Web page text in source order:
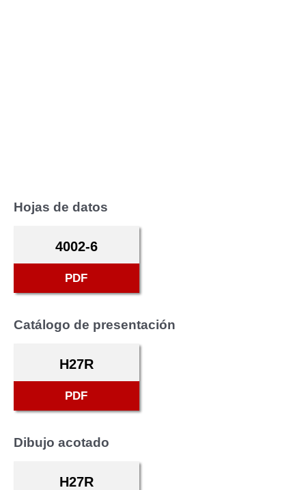
Hojas de datos
4002-6
PDF
Catálogo de presentación
H27R
PDF
Dibujo acotado
H27R